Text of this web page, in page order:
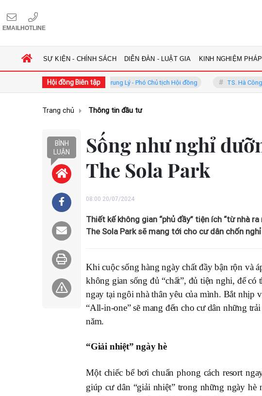
EMAILHOTLINE
SỰ KIỆN - CHÍNH SÁCH DIỄN ĐÀN - LUẬT GIA KINH NGHIỆM
Hội đồng Biên tập
GS.TS. Phan Trung Lý - Phó Chủ tịch Hội đồng TS. Hà Công Anh Bảo - Phó
Trang chủ Thông tin đầu tư
BÌNH
LUẬN
Sống như nghỉ
The Sola Park
08:00 20/07/2024
Thiết kế không gian “phủ đầy” tiện ích “từ nhà
The Sola Park sẽ mang tới cho cư dân chốn
Khi cuộc sống hàng ngày chất đầy bận rộn và
không gian sống đủ “chất”, đủ tiện nghi, để có
ngay tại ngôi nhà thân yêu của mình. Bắt nhịp
“All-in-one” sẽ mang đến cho cư dân những
năm.
“Giải nhiệt” ngày hè
Một chiếc bể bơi chuẩn phong cách resort
giúp cư dân “giải nhiệt” trong những ngày